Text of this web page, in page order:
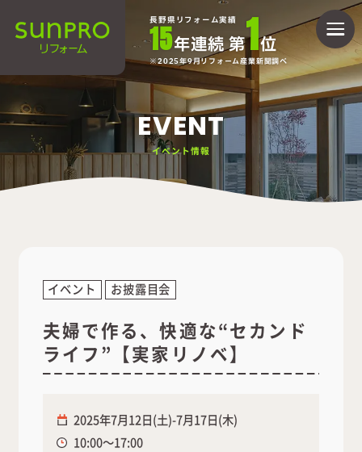
長野県リフォーム実績
15年連続 第1位
2025年9月リフォーム産業新聞調べ
EVENT
イベント情報
イベント お披露目会
夫婦で作る、快適な“セカンド
ライフ”【実家リノベ】
2025年7月12日(土)-7月17日(木)
10:00～17:00